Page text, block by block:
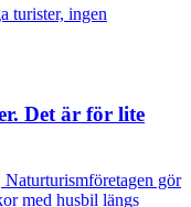
Det är för lite
Naturturismföretagen gör
med husbil längs